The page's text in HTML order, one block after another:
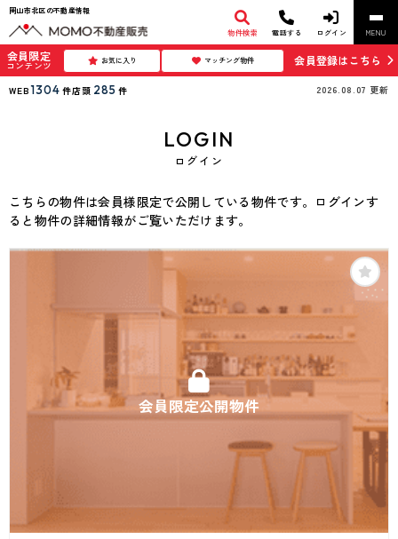
岡山市北区の不動産情報
物件検索 電話する ログイン MENU
会員限定
コンテンツ お気に入り マッチング物件 会員登録はこちら
WEB 1304 件店頭 285 件 2026.08.07 更新
LOGIN
ログイン
こちらの物件は会員様限定で公開している物件です。ログインす
ると物件の詳細情報がご覧いただけます。
会員限定公開物件